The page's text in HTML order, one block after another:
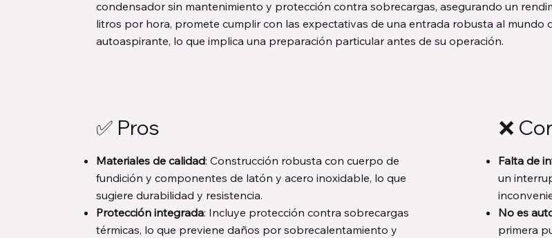
condensador sin mantenimiento y protección contra sobrecargas, asegurando un
litros por hora, promete cumplir con las expectativas de una entrada robusta al mundo
autoaspirante, lo que implica una preparación particular antes de su operación.
✅ Pros
Materiales de calidad: Construcción robusta con cuerpo de
fundición y componentes de latón y acero inoxidable, lo que
sugiere durabilidad y resistencia.
Protección integrada: Incluye protección contra sobrecargas
térmicas, lo que previene daños por sobrecalentamiento y
❌
Falta de
un
No es
primera